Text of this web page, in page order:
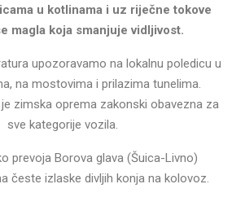
u kotlinama i uz riječne tokove
magla koja smanjuje vidljivost.
upozoravamo na lokalnu poledicu u
na mostovima i prilazima tunelima.
zimska oprema zakonski obavezna za
sve kategorije vozila.
prevoja Borova glava (Šuica-Livno)
česte izlaske divljih konja na kolovoz.